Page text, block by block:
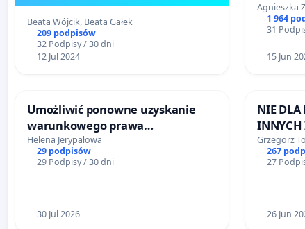
budowy wybiegu dla psów
Beata Wójcik, Beata Gałek
209 podpisów
32 Podpisy / 30 dni
12 Jul 2024
Agnieszka
1 964
31
15 Jun
Umożliwić ponowne uzyskanie
warunkowego prawa
wykonywania zawodu
pielęgniarkom i położnym, które
Helena Jerypałowa
29 podpisów
29 Podpisy / 30 dni
30 Jul 2026
NIE DLA
INNYCH
Grzegorz
267
27
26 Jun